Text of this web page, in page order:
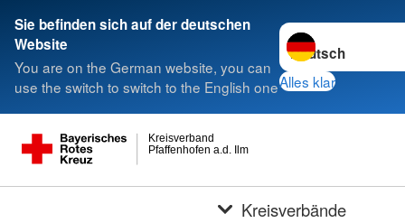
Sie befinden sich auf der deutschen
Website
You are on the German website, you can
use the switch to switch to the English one
Sprache wechseln
Alles klar
Pfaffenhofen a.d. Ilm
Kreisverband
Kreisverbände